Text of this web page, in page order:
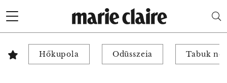
Hőkupola Odüsszeia Tabuk